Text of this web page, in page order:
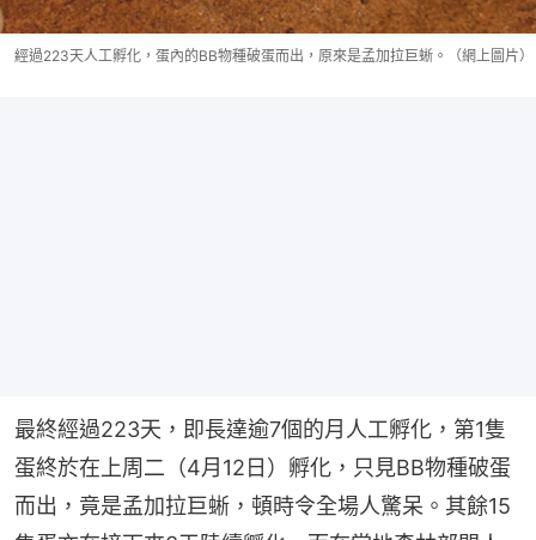
經過223天人工孵化，蛋內的BB物種破蛋而出，原來是孟加拉巨蜥。（網上圖片）
最終經過223天，即長達逾7個的月人工孵化，第1隻
蛋終於在上周二（4月12日）孵化，只見BB物種破蛋
而出，竟是孟加拉巨蜥，頓時令全場人驚呆。其餘15